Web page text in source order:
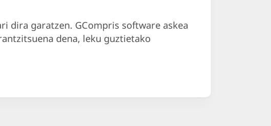
dira garatzen. GCompris software askea
dena, leku guztietako